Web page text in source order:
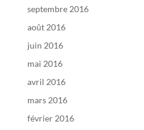
septembre 2016
août 2016
juin 2016
mai 2016
avril 2016
mars 2016
février 2016